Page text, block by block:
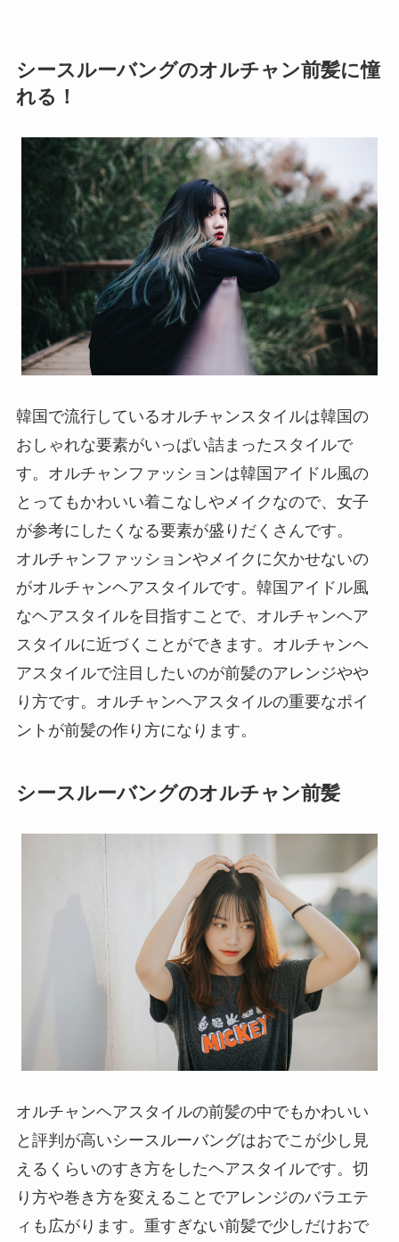
シースルーバングのオルチャン前髪に憧
れる！
韓国で流行しているオルチャンスタイルは韓国の
おしゃれな要素がいっぱい詰まったスタイルで
す。オルチャンファッションは韓国アイドル風の
とってもかわいい着こなしやメイクなので、女子
が参考にしたくなる要素が盛りだくさんです。
オルチャンファッションやメイクに欠かせないの
がオルチャンヘアスタイルです。韓国アイドル風
なヘアスタイルを目指すことで、オルチャンヘア
スタイルに近づくことができます。オルチャンヘ
アスタイルで注目したいのが前髪のアレンジやや
り方です。オルチャンヘアスタイルの重要なポイ
ントが前髪の作り方になります。
シースルーバングのオルチャン前髪
オルチャンヘアスタイルの前髪の中でもかわいい
と評判が高いシースルーバングはおでこが少し見
えるくらいのすき方をしたヘアスタイルです。切
り方や巻き方を変えることでアレンジのバラエテ
ィも広がります。重すぎない前髪で少しだけおで